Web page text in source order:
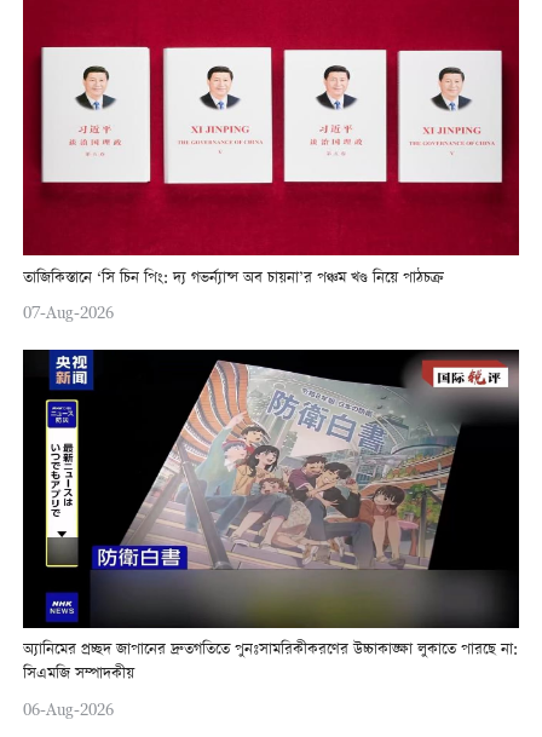
তাজিকিস্তানে ‘সি চিন পিং: দ্য গভর্ন্যান্স অব চায়না’র পঞ্চম খণ্ড নিয়ে পাঠচক্র
07-Aug-2026
অ্যানিমের প্রচ্ছদ জাপানের দ্রুতগতিতে পুনঃসামরিকীকরণের উচ্চাকাঙ্ক্ষা লুকাতে পারছে না:
সিএমজি সম্পাদকীয়
06-Aug-2026